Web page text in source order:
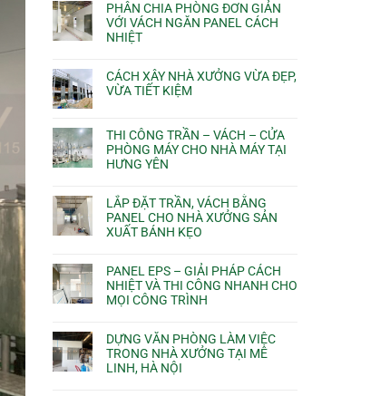
PHÂN CHIA PHÒNG ĐƠN GIẢN
VỚI VÁCH NGĂN PANEL CÁCH
NHIỆT
CÁCH XÂY NHÀ XƯỞNG VỪA ĐẸP,
VỪA TIẾT KIỆM
THI CÔNG TRẦN – VÁCH – CỬA
PHÒNG MÁY CHO NHÀ MÁY TẠI
HƯNG YÊN
LẮP ĐẶT TRẦN, VÁCH BẰNG
PANEL CHO NHÀ XƯỞNG SẢN
XUẤT BÁNH KẸO
PANEL EPS – GIẢI PHÁP CÁCH
NHIỆT VÀ THI CÔNG NHANH CHO
MỌI CÔNG TRÌNH
DỰNG VĂN PHÒNG LÀM VIỆC
TRONG NHÀ XƯỞNG TẠI MÊ
LINH, HÀ NỘI